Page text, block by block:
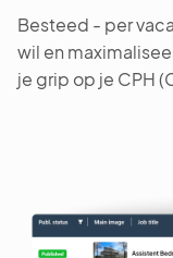
Besteed - per
wil en
je grip op je CPH